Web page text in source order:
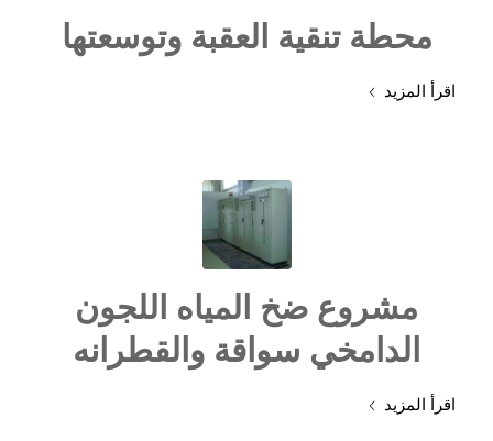
محطة تنقية العقبة وتوسعتها
اقرأ المزيد
مشروع ضخ المياه اللجون
الدامخي سواقة والقطرانه
اقرأ المزيد